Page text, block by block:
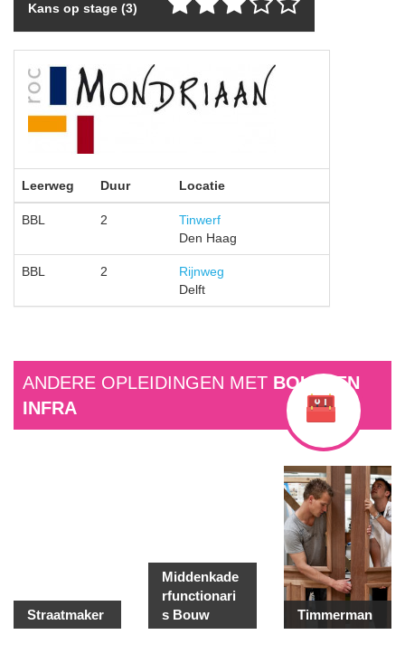
Kans op stage (3)
Leerweg Duur Locatie
BBL 2
Tinwerf
Den Haag
BBL 2
Rijnweg
Delft
ANDERE OPLEIDINGEN MET BOUW EN
INFRA
Straatmaker
Middenkade
rfunctionari
s Bouw
Timmerman